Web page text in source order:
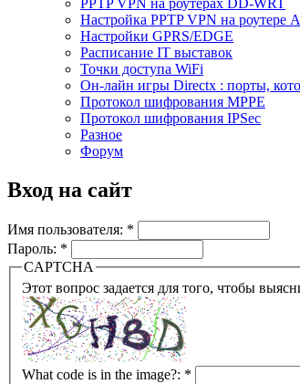
Настройка PPTP VPN на роутере
Настройки GPRS/EDGE
Расписание IT выставок
Точки доступа WiFi
Он-лайн игры Directx : порты,
Протокол шифрования MPPE
Протокол шифрования IPSec
Разное
Форум
Вход на сайт
Имя пользователя: *
Пароль: *
CAPTCHA
What code is in the image?: *